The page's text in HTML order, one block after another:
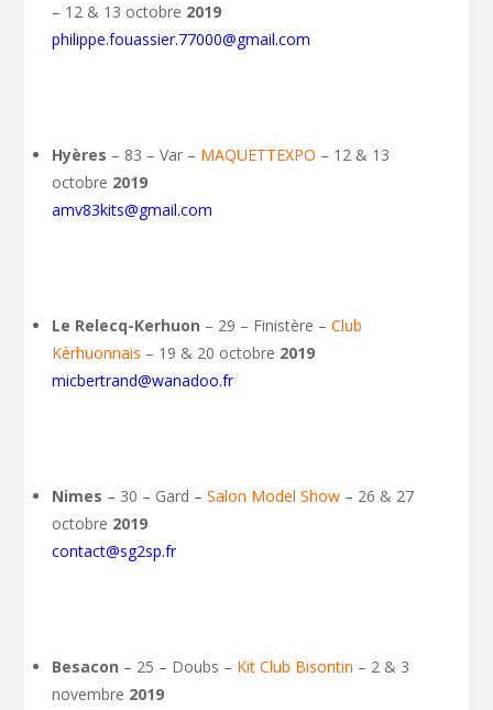
– 12 & 13 octobre 2019
philippe.fouassier.77000@gmail.com
Hyères – 83 – Var – MAQUETTEXPO – 12 & 13
octobre 2019
amv83kits@gmail.com
Le Relecq-Kerhuon – 29 – Finistère –Club
Kérhuonnais – 19 & 20 octobre 2019
micbertrand@wanadoo.fr
Nimes – 30 – Gard –Salon Model Show – 26 & 27
octobre 2019
contact@sg2sp.fr
Besacon – 25 – Doubs – Kit Club Bisontin – 2 & 3
novembre 2019